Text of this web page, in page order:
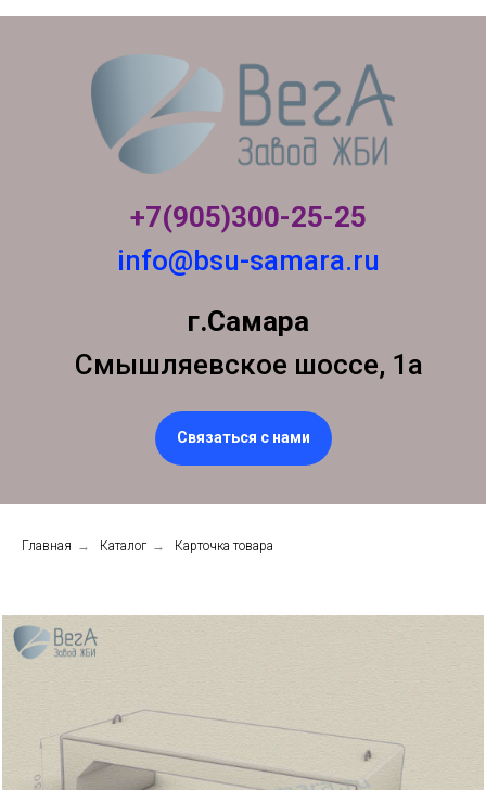
+7(905)300-25-25
info@bsu-samara.ru
г.Самара
Смышляевское шоссе, 1а
Связаться с нами
Главная → Каталог → Карточка товара